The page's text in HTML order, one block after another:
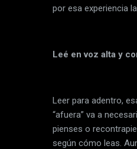
por esa experiencia
Leé en voz alta y
Leer para adentro,
“afuera” va a
pienses o
según cómo leas.